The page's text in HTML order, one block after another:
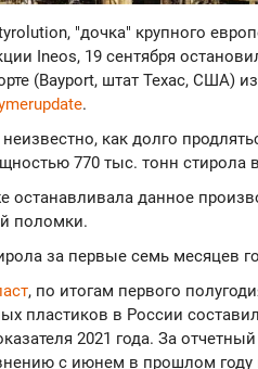
"дочка" крупного
Ineos, 19 сентября
(Bayport, штат Техас, США)
.
как долго
770 тыс. тонн стирола
останавливала данное
поломки.
за первые семь месяцев
, по итогам первого
пластиков в России
2021 года. За
с июнем в прошлом году